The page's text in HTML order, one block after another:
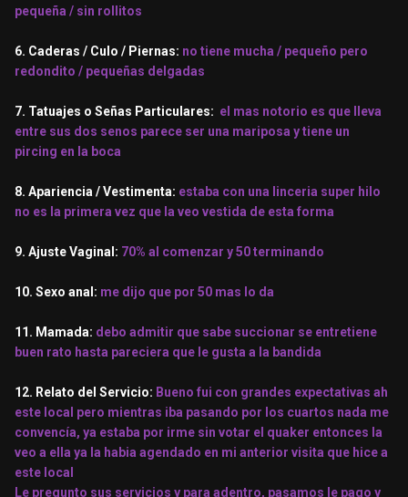
pequeña / sin rollitos
6. Caderas / Culo / Piernas: no tiene mucha / pequeño pero
redondito / pequeñas delgadas
7. Tatuajes o Señas Particulares: el mas notorio es que lleva
entre sus dos senos parece ser una mariposa y tiene un
pircing en la boca
8. Apariencia / Vestimenta: estaba con una linceria super hilo
no es la primera vez que la veo vestida de esta forma
9. Ajuste Vaginal: 70% al comenzar y 50 terminando
10. Sexo anal: me dijo que por 50 mas lo da
11. Mamada: debo admitir que sabe succionar se entretiene
buen rato hasta pareciera que le gusta a la bandida
12. Relato del Servicio: Bueno fui con grandes expectativas ah
este local pero mientras iba pasando por los cuartos nada me
convencía, ya estaba por irme sin votar el quaker entonces la
veo a ella ya la habia agendado en mi anterior visita que hice a
este local
Le pregunto sus servicios y para adentro, pasamos le pago y